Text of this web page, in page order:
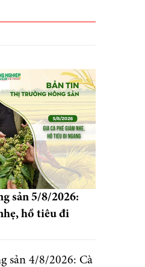
sản 5/8/2026:
hồ tiêu đi
sản 4/8/2026: Cà